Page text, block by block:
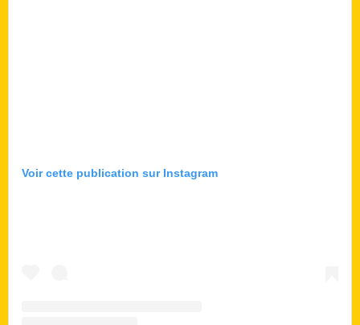
Voir cette publication sur Instagram